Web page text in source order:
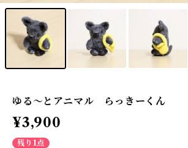
ゆる～とアニマル らっきーくん
¥3,900
残り1点